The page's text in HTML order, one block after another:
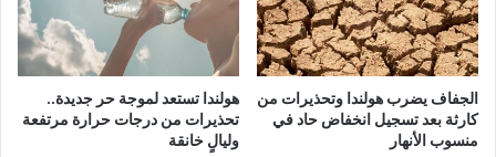
الجفاف يضرب هولندا وتحذيرات من
كارثة بعد تسجيل انخفاض حاد في
منسوب الأنهار
هولندا تستعد لموجة حر جديدة..
تحذيرات من درجات حرارة مرتفعة
وليالٍ خانقة